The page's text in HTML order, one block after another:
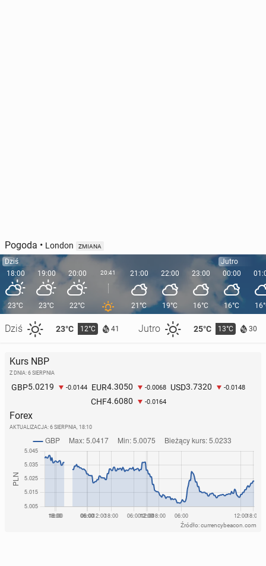
Pogoda • London ZMIANA
Dziś
18:00
23°C
Dziś 23°C 12°C 41 Jutro 25°C 13°C 30
19:00
23°C
20:00
22°C
20:41 21:00
21°C
22:00
19°C
23:00
16°C
Jutro
00:00
16°C
Kurs NBP
Z DNIA: 6 SIERPNIA
GBP5.0219 -0.0144 EUR4.3050 -0.0068 USD3.7320 -0.0148
CHF4.6080 -0.0164
Forex
AKTUALIZACJA: 6 SIERPNIA, 18:10
Źródło: currencybeacon.com